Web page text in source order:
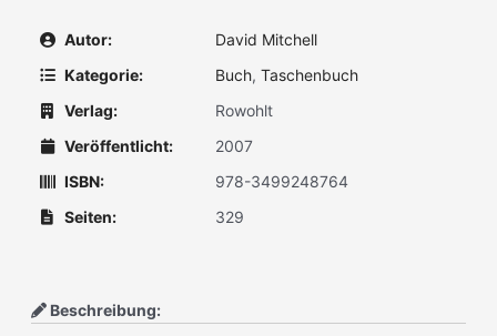
Autor:
David Mitchell
Kategorie:
Buch, Taschenbuch
Verlag:
Rowohlt
Veröffentlicht:
2007
ISBN:
978-3499248764
Seiten:
329
Beschreibung: